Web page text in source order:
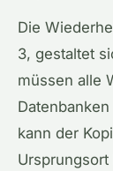
Die
3, gestaltet
müssen alle
kann der